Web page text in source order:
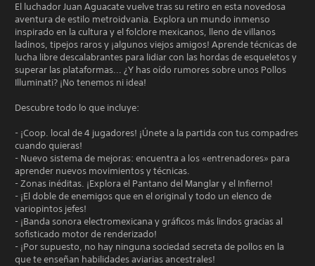
El luchador Juan Aguacate vuelve tras su retiro en esta novedosa
aventura de estilo metroidvania. Explora un mundo inmenso
inspirado en la cultura y el folclore mexicanos, lleno de villanos
ladinos, tipejos raros y ¡algunos viejos amigos! Aprende técnicas de
lucha libre descalabrantes para lidiar con las hordas de esqueletos y
superar las plataformas... ¿Y has oído rumores sobre unos Pollos
Illuminati? ¡No tenemos ni idea!
Descubre todo lo que incluye:
- ¡Coop. local de 4 jugadores! ¡Únete a la partida con tus compadres
cuando quieras!
- Nuevo sistema de mejoras: encuentra a los «entrenadores» para
aprender nuevos movimientos y técnicas.
- Zonas inéditas. ¡Explora el Pantano del Manglar y el Infierno!
- ¡El doble de enemigos que en el original y todo un elenco de
variopintos jefes!
- ¡Banda sonora electromexicana y gráficos más lindos gracias al
sofisticado motor de renderizado!
- ¡Por supuesto, no hay ninguna sociedad secreta de pollos en la
que te enseñan habilidades aviarias ancestrales!